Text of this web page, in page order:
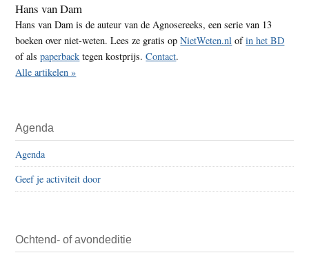
Hans van Dam
Hans van Dam is de auteur van de Agnosereeks, een serie van 13
boeken over niet-weten. Lees ze gratis opNietWeten.nl ofin het BD
of alspaperback tegen kostprijs.Contact.
Alle artikelen »
Agenda
Agenda
Geef je activiteit door
Ochtend- of avondeditie